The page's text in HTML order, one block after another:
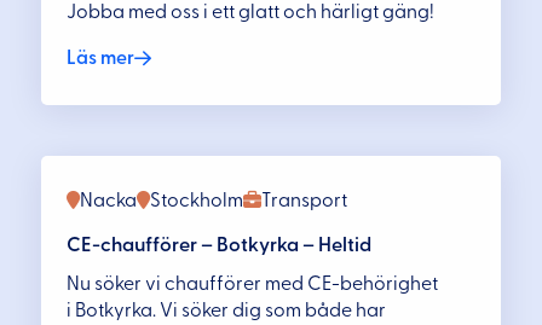
Jobba med oss i ett glatt och härligt gäng!
Läs mer
Transport
Nacka Stockholm
CE-chaufförer – Botkyrka – Heltid
Nu söker vi chaufförer med CE-behörighet
i Botkyrka. Vi söker dig som både har